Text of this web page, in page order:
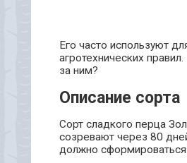
Его часто используют
агротехнических
за ним?
Описание сорта
Сорт сладкого перца
созревают через 80
должно